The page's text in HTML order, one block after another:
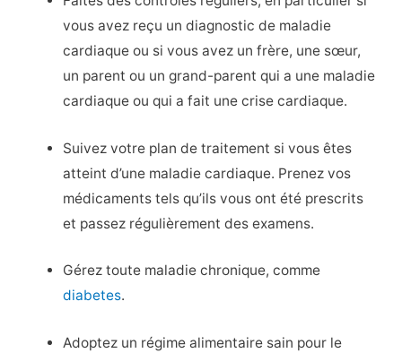
vous avez reçu un diagnostic de maladie
cardiaque ou si vous avez un frère, une sœur,
un parent ou un grand-parent qui a une maladie
cardiaque ou qui a fait une crise cardiaque.
Suivez votre plan de traitement si vous êtes
atteint d’une maladie cardiaque. Prenez vos
médicaments tels qu’ils vous ont été prescrits
et passez régulièrement des examens.
Gérez toute maladie chronique, comme
diabetes.
Adoptez un régime alimentaire sain pour le